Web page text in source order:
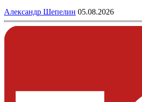
Александр Шепелин 05.08.2026